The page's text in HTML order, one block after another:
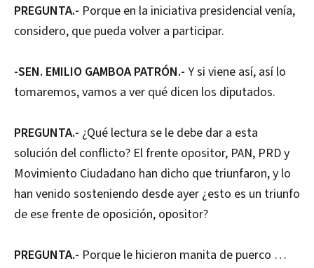
PREGUNTA.- Porque en la iniciativa presidencial venía,
considero, que pueda volver a participar.
-SEN. EMILIO GAMBOA PATRÓN.- Y si viene así, así lo
tomaremos, vamos a ver qué dicen los diputados.
PREGUNTA.- ¿Qué lectura se le debe dar a esta
solución del conflicto? El frente opositor, PAN, PRD y
Movimiento Ciudadano han dicho que triunfaron, y lo
han venido sosteniendo desde ayer ¿esto es un triunfo
de ese frente de oposición, opositor?
PREGUNTA.- Porque le hicieron manita de puerco …